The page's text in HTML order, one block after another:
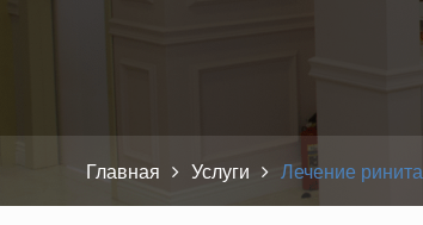
Главная Услуги Лечение ринита